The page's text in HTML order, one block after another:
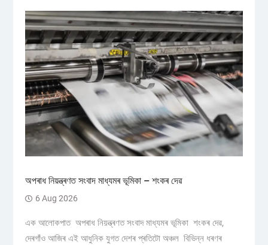
অপৰাধ নিয়ন্ত্ৰণত সংবাদ মাধ্যমৰ ভূমিকা – শংকৰ দেৱ
6 Aug 2026
এক আলোকপাত অপৰাধ নিয়ন্ত্ৰণত সংবাদ মাধ্যমৰ ভূমিকা শংকৰ দেৱ,
দেৰগাঁও আজিৰ এই আধুনিক যুগত দেশৰ প্ৰতিটো অঞ্চল বিভিন্ন ধৰণৰ